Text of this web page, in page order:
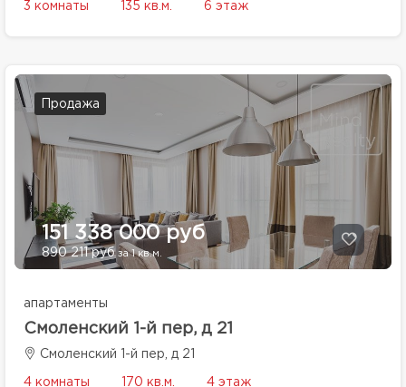
3 комнаты 135 кв.м. 6 этаж
Продажа
151 338 000 руб
890 211 рубза 1 кв.м.
апартаменты
Смоленский 1-й пер, д 21
Смоленский 1-й пер, д 21
4 комнаты 170 кв.м. 4 этаж